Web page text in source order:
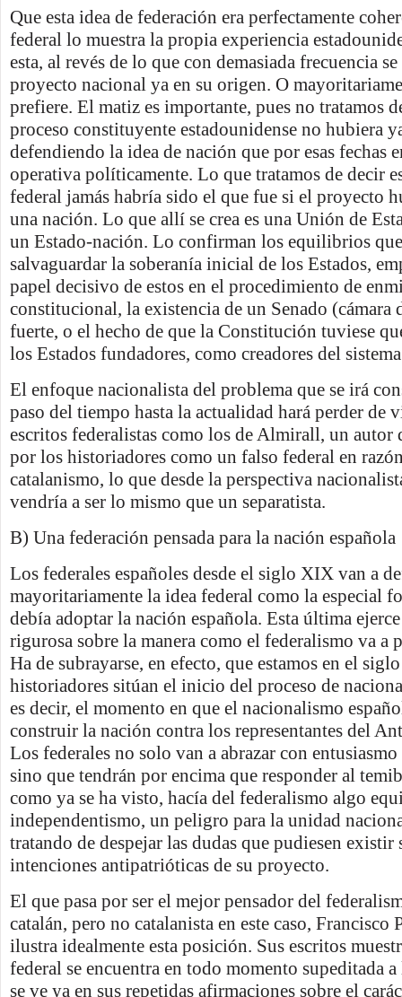
Que esta idea de federación era perfectamente
federal lo muestra la propia experiencia
esta, al revés de lo que con demasiada frecuencia
proyecto nacional ya en su origen. O
prefiere. El matiz es importante, pues no tratamos
proceso constituyente estadounidense no hubiera
defendiendo la idea de nación que por esas fechas
operativa políticamente. Lo que tratamos de decir
federal jamás habría sido el que fue si el proyecto
una nación. Lo que allí se crea es una Unión de
un Estado-nación. Lo confirman los equilibrios que
salvaguardar la soberanía inicial de los Estados,
papel decisivo de estos en el procedimiento de
constitucional, la existencia de un Senado (cámara
fuerte, o el hecho de que la Constitución tuviese
los Estados fundadores, como creadores del
El enfoque nacionalista del problema que se irá
paso del tiempo hasta la actualidad hará perder de
escritos federalistas como los de Almirall, un autor
por los historiadores como un falso federal en
catalanismo, lo que desde la perspectiva
vendría a ser lo mismo que un separatista.
B) Una federación pensada para la nación española
Los federales españoles desde el siglo XIX van a
mayoritariamente la idea federal como la especial
debía adoptar la nación española. Esta última
rigurosa sobre la manera como el federalismo va a
Ha de subrayarse, en efecto, que estamos en el
historiadores sitúan el inicio del proceso de
es decir, el momento en que el nacionalismo
construir la nación contra los representantes del
Los federales no solo van a abrazar con
sino que tendrán por encima que responder al
como ya se ha visto, hacía del federalismo algo
independentismo, un peligro para la unidad
tratando de despejar las dudas que pudiesen existir
intenciones antipatrióticas de su proyecto.
El que pasa por ser el mejor pensador del
catalán, pero no catalanista en este caso,
ilustra idealmente esta posición. Sus escritos
federal se encuentra en todo momento supeditada
se ve ya en sus repetidas afirmaciones sobre el